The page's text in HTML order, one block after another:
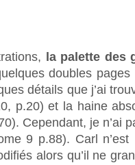
la palette des
doubles pages
détails que j’ai
p.20) et la haine
Cependant, je n’ai
9 p.88). Carl
alors qu’il ne